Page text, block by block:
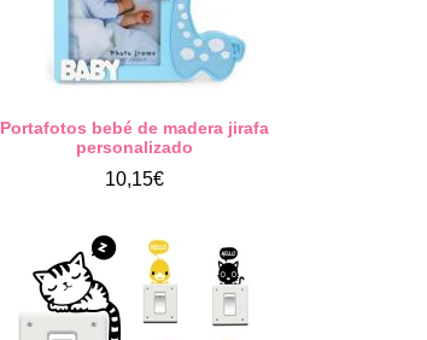
Portafotos bebé de madera jirafa
personalizado
10,15€